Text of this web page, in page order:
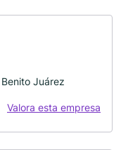
Juárez
Valora esta empresa